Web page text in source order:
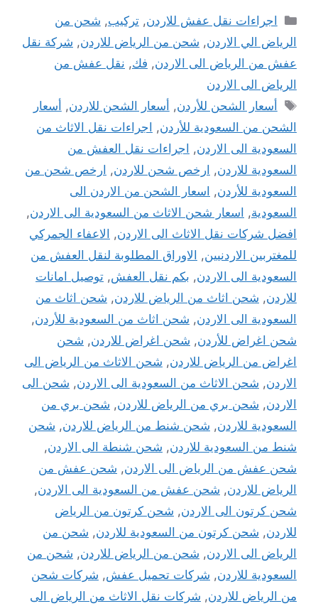
التصنيفات
اجراءات نقل عفش للاردن,تركيب, شحن من
الرياض الي الاردن, شحن من الرياض للاردن, شركة نقل
عفش من الرياض الى الاردن, فك, نقل عفش من
الرياض الى الاردن
الوسوم
أسعار الشحن للأردن, أسعار الشحن للاردن, أسعار
الشحن من السعودية للأردن, اجراءات نقل الاثاث من
السعودية الى الاردن, اجراءات نقل العفش من
السعودية للاردن, ارخص شحن للاردن, ارخص شحن من
السعودية للأردن, اسعار الشحن من الاردن الى
السعودية, اسعار شحن الاثاث من السعودية الى الاردن,
افضل شركات نقل الاثاث الى الاردن, الاعفاء الجمركي
للمغتربين الاردنيين, الاوراق المطلوبة لنقل العفش من
السعودية الى الاردن, بكم نقل العفش, توصيل امانات
للاردن, شحن اثاث من الرياض للاردن, شحن اثاث من
السعودية الى الاردن, شحن اثاث من السعودية للأردن,
شحن اغراض للأردن, شحن اغراض للاردن, شحن
اغراض من الرياض للاردن, شحن الاثاث من الرياض الى
الاردن, شحن الاثاث من السعودية الى الاردن, شحن الى
الاردن, شحن بري من الرياض للاردن, شحن بري من
السعودية للاردن, شحن شنط من الرياض للاردن, شحن
شنط من السعودية للاردن, شحن شنطة الى الاردن,
شحن عفش من الرياض الى الاردن, شحن عفش من
الرياض للاردن, شحن عفش من السعودية الى الاردن,
شحن كرتون الى الاردن, شحن كرتون من الرياض
للاردن, شحن كرتون من السعودية للاردن, شحن من
الرياض الى الاردن, شحن من الرياض للاردن, شحن من
السعودية للاردن, شركات تحميل عفش, شركات شحن
من الرياض للاردن, شركات نقل الاثاث من الرياض الى